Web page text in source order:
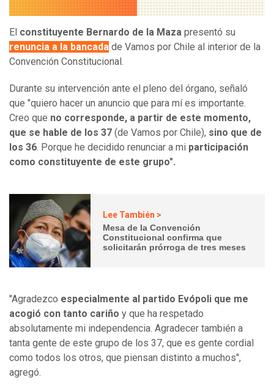
El constituyente Bernardo de la Maza presentó su
renuncia a la bancada de Vamos por Chile al interior de la
Convención Constitucional.
Durante su intervención ante el pleno del órgano, señaló
que "quiero hacer un anuncio que para mí es importante.
Creo que no corresponde, a partir de este momento,
que se hable de los 37 (de Vamos por Chile), sino que de
los 36. Porque he decidido renunciar a mi participación
como constituyente de este grupo".
Lee También >
Mesa de la Convención
Constitucional confirma que
solicitarán prórroga de tres meses
"Agradezco especialmente al partido Evópoli que me
acogió con tanto cariño y que ha respetado
absolutamente mi independencia. Agradecer también a
tanta gente de este grupo de los 37, que es gente cordial
como todos los otros, que piensan distinto a muchos",
agregó.